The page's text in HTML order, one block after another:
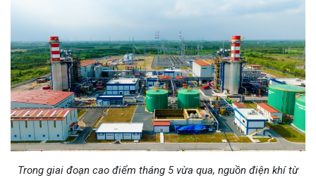
Trong giai đoạn cao điểm tháng 5 vừa qua, nguồn điện khí từ